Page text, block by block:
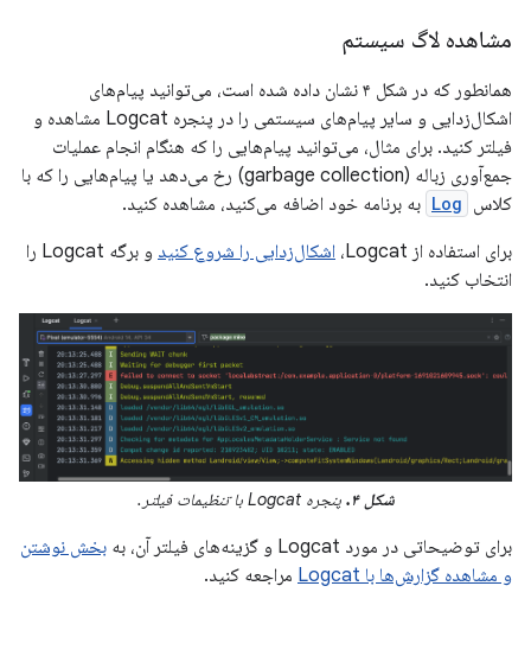
مشاهده لاگ سیستم
همانطور که در شکل ۴ نشان داده شده است، می‌توانید پیام‌های
اشکال‌زدایی و سایر پیام‌های سیستمی را در پنجره Logcat مشاهده و
فیلتر کنید. برای مثال، می‌توانید پیام‌هایی را که هنگام انجام عملیات
جمع‌آوری زباله (garbage collection) رخ می‌دهد یا پیام‌هایی را که با
کلاس Log به برنامه خود اضافه می‌کنید، مشاهده کنید.
برای استفاده از Logcat،
اشکال‌زدایی را شروع کنید
و برگه Logcat را
انتخاب کنید.
شکل ۴. پنجره Logcat با تنظیمات فیلتر.
برای توضیحاتی در مورد Logcat و گزینه‌های فیلتر آن، به
بخش نوشتن
و مشاهده گزارش‌ها با Logcat
مراجعه کنید.